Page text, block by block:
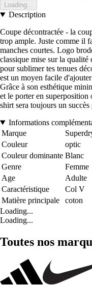
Loading...
Description
Coupe décontractée - la
trop ample. Juste comme il
manches courtes. Logo
classique mise sur la
pour sublimer tes tenues
est un moyen facile
Grâce à son esthétique
et le porter en superposition
shirt sera toujours un succès
Informations
Marque
Couleur
optic
Couleur dominante Blanc
Genre
Femme
Age
Adulte
Caractéristique
Col V
Matière principale
coton
Loading...
Loading...
Toutes nos